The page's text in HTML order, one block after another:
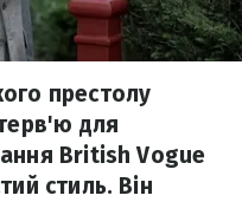
престолу
для
British Vogue
стиль. Він